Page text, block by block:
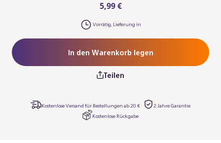
5,99 €
Vorrätig, Lieferung in
In den Warenkorb legen
Teilen
Kostenlose Versand für Bestellungen ab 20 €
2 Jahre Garantie
Kostenlose Rückgabe